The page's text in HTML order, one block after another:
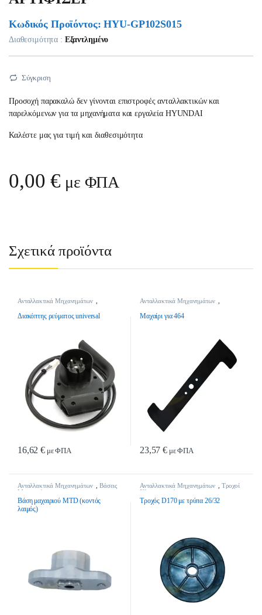
Κωδικός Προϊόντος: HYU-GP102S015
Διαθεσιμότητα : Εξαντλημένο
Σύγκριση
Προσοχή παρακαλώ δεν γίνονται επιστροφές ανταλλακτικών και
παρελκόμενων για τα μηχανήματα και εργαλεία HYUNDAI
Καλέστε μας για τιμή και διαθεσιμότητα
0,00€ με ΦΠΑ
Σχετικά προϊόντα
Ανταλλακτικά Μηχανημάτων
Διακόπτης ρεύματος universal
16,62€ με ΦΠΑ
Ανταλλακτικά Μηχανημάτων
Μαχαίρι για 464
23,57€ με ΦΠΑ
Ανταλλακτικά Μηχανημάτων , Βάσεις
Μαχαιριών
Βάση μαχαιριού MTD (κοντός
λαιμός)
Ανταλλακτικά Μηχανημάτων , Τροχοί
Χλοοκοπτικών
Τροχός D170 με τρύπα 26/32